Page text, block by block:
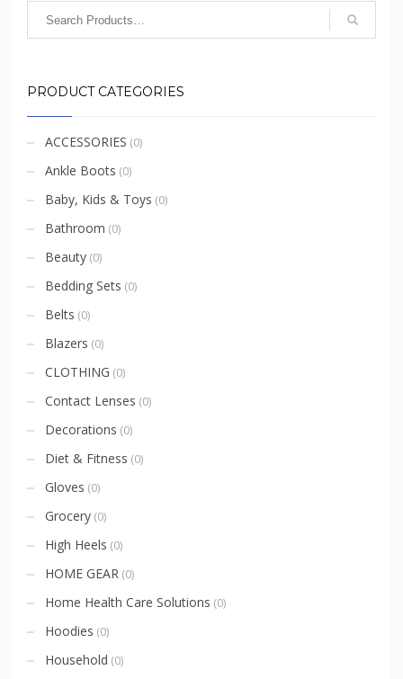
PRODUCT CATEGORIES
ACCESSORIES (0)
Ankle Boots (0)
Baby, Kids & Toys (0)
Bathroom (0)
Beauty (0)
Bedding Sets (0)
Belts (0)
Blazers (0)
CLOTHING (0)
Contact Lenses (0)
Decorations (0)
Diet & Fitness (0)
Gloves (0)
Grocery (0)
High Heels (0)
HOME GEAR (0)
Home Health Care Solutions (0)
Hoodies (0)
Household (0)